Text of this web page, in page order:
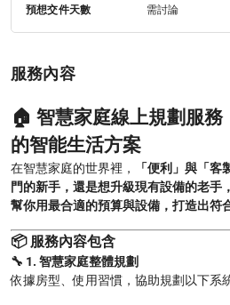
預想交件天數 需討論
服務內容
🏠 智慧家庭線上規劃服務
的智能生活方案
在智慧家庭的世界裡，
「便利」與「
門的新手，還是想升級現有設備的老手
幫你用最合適的預算與設備，打造出符
📦 服務內容包含
🔧 1. 智慧家庭整體規劃
依據房型、使用習慣，協助規劃以下系